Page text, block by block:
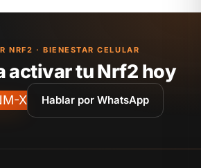
NRF2 · BIENESTAR CELULAR
activar tu Nrf2 hoy
X Hablar por WhatsApp